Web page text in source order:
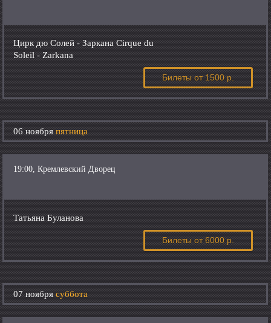
Цирк дю Солей - Заркана Cirque du
Soleil - Zarkana
Билеты от 1500 р.
06 ноябряпятница
19:00, Кремлевский Дворец
Татьяна Буланова
Билеты от 6000 р.
07 ноябрясуббота